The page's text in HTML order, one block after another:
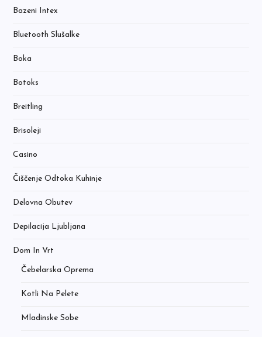
Bazeni Intex
Bluetooth Slušalke
Boka
Botoks
Breitling
Brisoleji
Casino
Čiščenje Odtoka Kuhinje
Delovna Obutev
Depilacija Ljubljana
Dom In Vrt
Čebelarska Oprema
Kotli Na Pelete
Mladinske Sobe